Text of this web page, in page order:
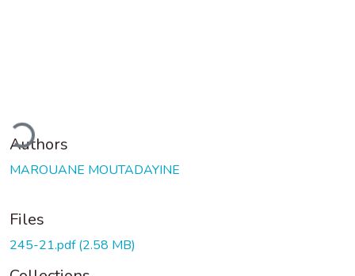
Authors
MAROUANE MOUTADAYINE
Files
245-21.pdf(2.58 MB)